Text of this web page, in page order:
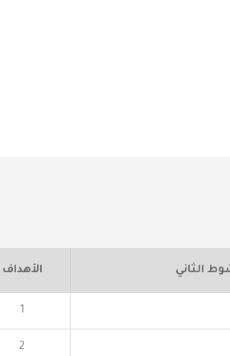
الثاني الأهداف
1
2